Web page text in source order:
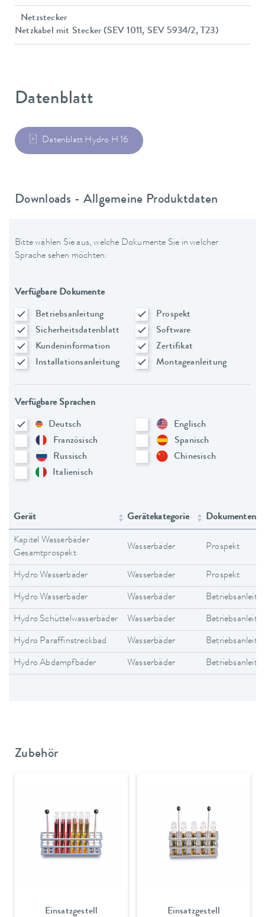
Netzstecker
Netzkabel mit Stecker (SEV 1011, SEV 5934/2, T23)
Datenblatt
Datenblatt Hydro H 16
Downloads - Allgemeine Produktdaten
Bitte wählen Sie aus, welche Dokumente Sie in welcher
Sprache sehen möchten:
Verfügbare Dokumente
Betriebsanleitung
Prospekt
Sicherheitsdatenblatt
Software
Kundeninformation
Zertifikat
Installationsanleitung
Montageanleitung
Verfügbare Sprachen
Deutsch
Englisch
Französisch
Spanisch
Russisch
Chinesisch
Italienisch
Gerät Gerätekategorie
Kapitel Wasserbäder
Gesamtprospekt
Wasserbäder Prospekt
Hydro Wasserbäder Wasserbäder Prospekt
Hydro Wasserbäder Wasserbäder
Hydro Schüttelwasserbäder Wasserbäder
Hydro Paraffinstreckbad Wasserbäder
Hydro Abdampfbäder Wasserbäder
Zubehör
Einsatzgestell Einsatzgestell